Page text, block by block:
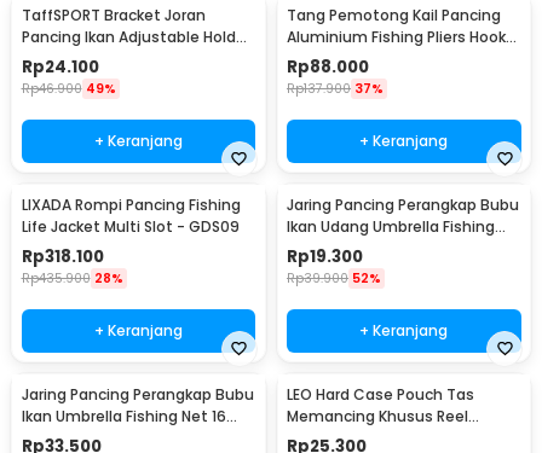
TaffSPORT Bracket Joran
Pancing Ikan Adjustable Holder
1.7M - V-003
Rp24.100
Rp46.900 49%
+ Keranjang
Tang Pemotong Kail Pancing
Aluminium Fishing Pliers Hook
Remover
Rp88.000
Rp137.900 37%
+ Keranjang
LIXADA Rompi Pancing Fishing
Life Jacket Multi Slot - GDS09
Rp318.100
Rp435.900 28%
+ Keranjang
Jaring Pancing Perangkap Bubu
Ikan Udang Umbrella Fishing
Net 5 Hole
Rp19.300
Rp39.900 52%
+ Keranjang
Jaring Pancing Perangkap Bubu
Ikan Umbrella Fishing Net 16
Holes - H14572
Rp33.500
LEO Hard Case Pouch Tas
Memancing Khusus Reel
Pancing - F-49
Rp25.300